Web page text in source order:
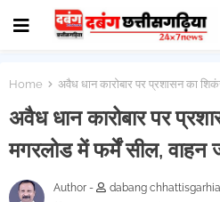
Home अवैध धान कारोबार पर प्रशासन का
अवैध धान कारोबार पर
मगरलोड में फर्में सील, वाहन
Author -
dabang chhattisgarhia